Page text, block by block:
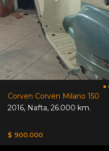
Corven Corven Milano 150
2016, Nafta, 26.000 km.
$ 900.000